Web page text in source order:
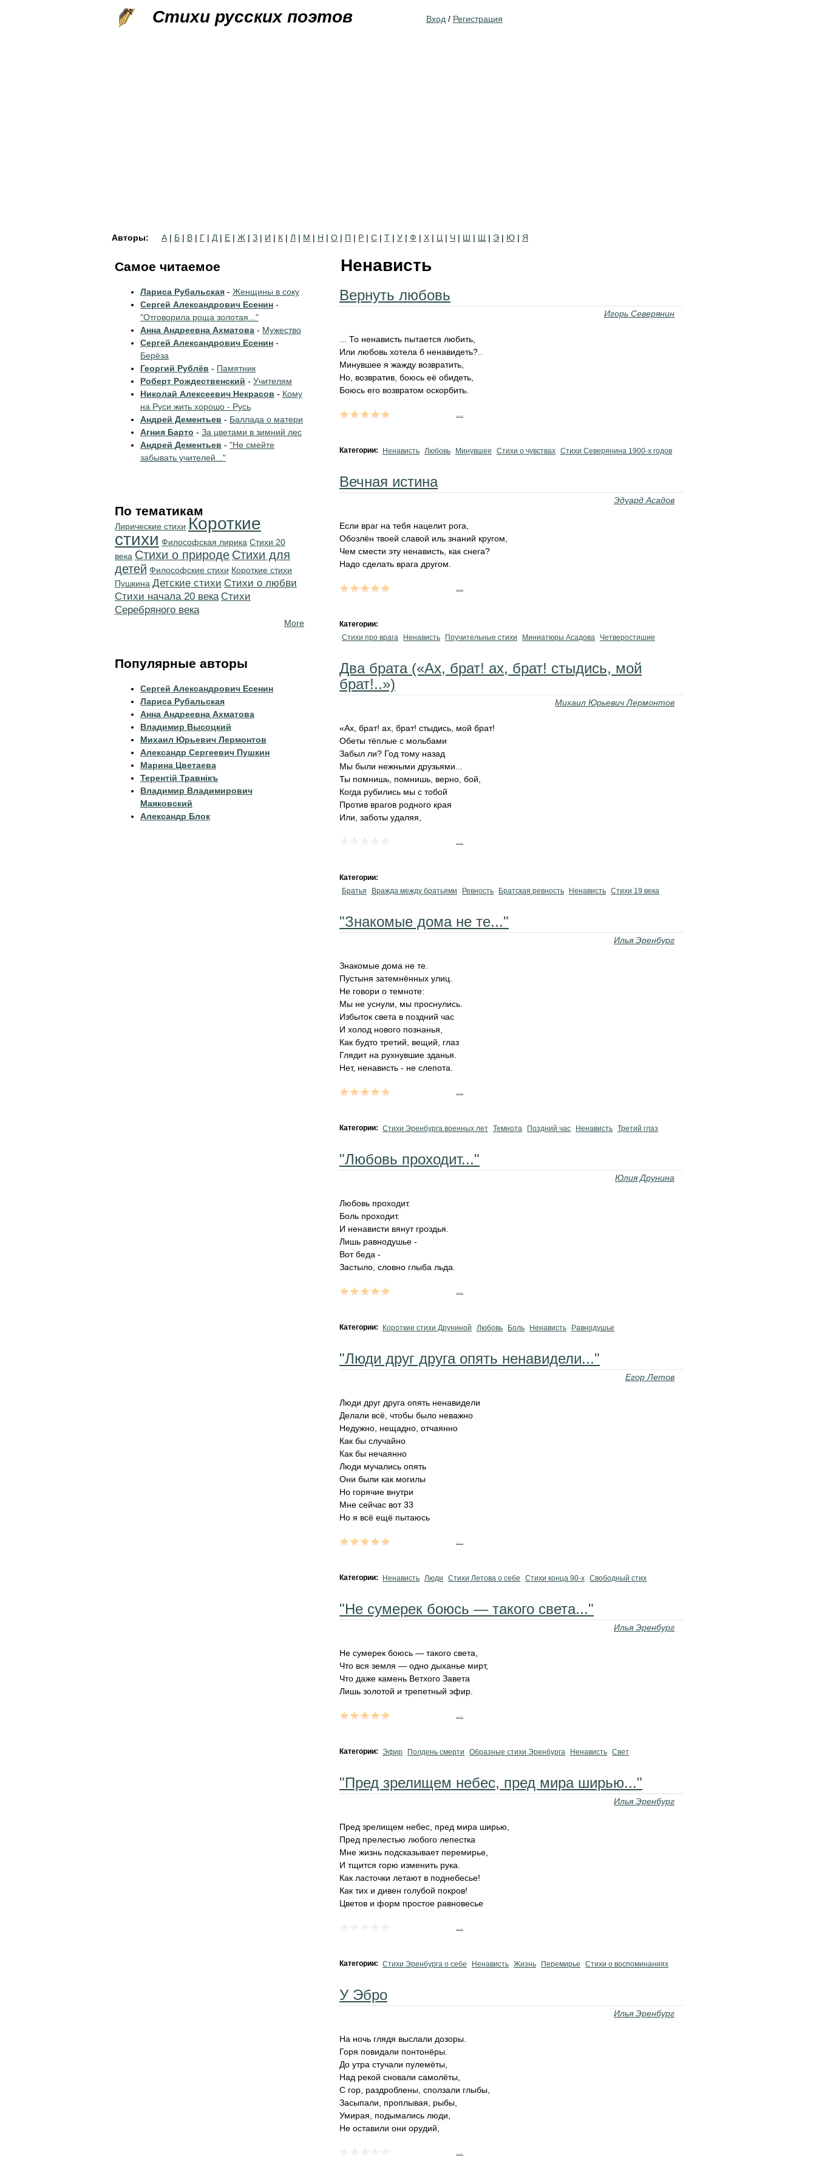
Стихи русских поэтов Вход / Регистрация
Авторы: А | Б | В | Г | Д | Е | Ж | З | И | К | Л | М | Н | О | П | Р | С | Т | У | Ф | Х | Ц | Ч | Ш | Щ | Э | Ю | Я
Ненависть
Вернуть любовь
Игорь Северянин
... То ненависть пытается любить,
Или любовь хотела б ненавидеть?..
Минувшее я жажду возвратить,
Но, возвратив, боюсь её обидеть,
Боюсь его возвратом оскорбить.
Категории: Ненависть Любовь Минувшее Стихи о чувствах Стихи Северянина 1900-х годов
Вечная истина
Эдуард Асадов
Если враг на тебя нацелит рога,
Обозлён твоей славой иль знаний кругом,
Чем смести эту ненависть, как снега?
Надо сделать врага другом.
Категории:
Стихи про врага
Ненависть Поучительные стихи Миниатюры Асадова Четверостишие
Два брата («Ах, брат! ах, брат! стыдись, мой
брат!..»)
Михаил Юрьевич Лермонтов
«Ах, брат! ах, брат! стыдись, мой брат!
Обеты тёплые с мольбами
Забыл ли? Год тому назад
Мы были нежными друзьями...
Ты помнишь, помнишь, верно, бой,
Когда рубились мы с тобой
Против врагов родного края
Или, заботы удаляя,
Категории:
Братья
Вражда между братьями Ревность Братская ревность Ненависть Стихи 19 века
"Знакомые дома не те..."
Илья Эренбург
Знакомые дома не те.
Пустыня затемнённых улиц.
Не говори о темноте:
Мы не уснули, мы проснулись.
Избыток света в поздний час
И холод нового познанья,
Как будто третий, вещий, глаз
Глядит на рухнувшие зданья.
Нет, ненависть - не слепота.
Категории: Стихи Эренбурга военных лет Темнота Поздний час Ненависть Третий глаз
"Любовь проходит..."
Юлия Друнина
Любовь проходит.
Боль проходит.
И ненависти вянут гроздья.
Лишь равнодушье -
Вот беда -
Застыло, словно глыба льда.
Категории: Короткие стихи Друниной Любовь Боль Ненависть Равнодушье
"Люди друг друга опять ненавидели..."
Егор Летов
Люди друг друга опять ненавидели
Делали всё, чтобы было неважно
Недужно, нещадно, отчаянно
Как бы случайно
Как бы нечаянно
Люди мучались опять
Они были как могилы
Но горячие внутри
Мне сейчас вот 33
Но я всё ещё пытаюсь
Категории: Ненависть Люди Стихи Летова о себе Стихи конца 90-х Свободный стих
"Не сумерек боюсь — такого света..."
Илья Эренбург
Не сумерек боюсь — такого света,
Что вся земля — одно дыханье мирт,
Что даже камень Ветхого Завета
Лишь золотой и трепетный эфир.
Категории: Эфир Полдень смерти Образные стихи Эренбурга Ненависть Свет
"Пред зрелищем небес, пред мира ширью..."
Илья Эренбург
Пред зрелищем небес, пред мира ширью,
Пред прелестью любого лепестка
Мне жизнь подсказывает перемирье,
И тщится горю изменить рука.
Как ласточки летают в поднебесье!
Как тих и дивен голубой покров!
Цветов и форм простое равновесье
Категории: Стихи Эренбурга о себе Ненависть Жизнь Перемирье Стихи о воспоминаниях
У Эбро
Илья Эренбург
На ночь глядя выслали дозоры.
Горя повидали понтонёры.
До утра стучали пулемёты,
Над рекой сновали самолёты,
С гор, раздроблены, сползали глыбы,
Засыпали, проплывая, рыбы,
Умирая, подымались люди,
Не оставили они орудий,
Самое читаемое
Лариса Рубальская - Женщины в соку
Сергей Александрович Есенин -
"Отговорила роща золотая..."
Анна Андреевна Ахматова - Мужество
Сергей Александрович Есенин -
Берёза
Георгий Рублёв - Памятник
Роберт Рождественский - Учителям
Николай Алексеевич Некрасов - Кому
на Руси жить хорошо - Русь
Андрей Дементьев - Баллада о матери
Агния Барто - За цветами в зимний лес
Андрей Дементьев - "Не смейте
забывать учителей..."
По тематикам
Лирические стихи Короткие
стихи Философская лирика Стихи 20
века Стихи о природе Стихи для
детей Философские стихи Короткие стихи
Пушкина Детские стихи Стихи о любви
Cтихи начала 20 века Cтихи
Серебряного века
More
Популярные авторы
Сергей Александрович Есенин
Лариса Рубальская
Анна Андреевна Ахматова
Владимир Высоцкий
Михаил Юрьевич Лермонтов
Александр Сергеевич Пушкин
Марина Цветаева
Терентiй Травнiкъ
Владимир Владимирович
Маяковский
Александр Блок